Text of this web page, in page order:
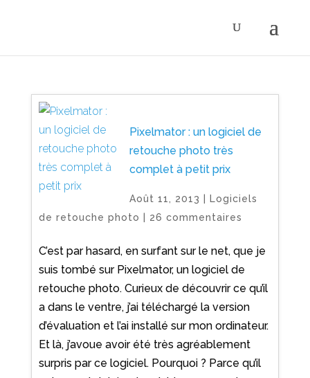
Pixelmator : un logiciel de
retouche photo très
complet à petit prix
Août 11, 2013
Logiciels
de retouche photo
26 commentaires
C’est par hasard, en surfant sur le net, que je
suis tombé sur Pixelmator, un logiciel de
retouche photo. Curieux de découvrir ce qu’il
a dans le ventre, j’ai téléchargé la version
d’évaluation et l’ai installé sur mon ordinateur.
Et là, j’avoue avoir été très agréablement
surpris par ce logiciel. Pourquoi ? Parce qu’il